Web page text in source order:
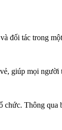
đối tác trong
giúp mọi
Thông